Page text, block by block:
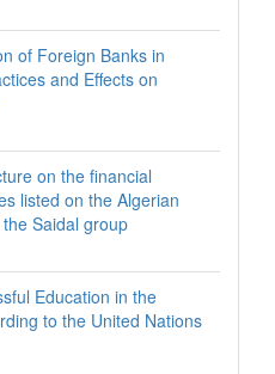
of Foreign Banks in
and Effects on
on the financial
listed on the Algerian
Saidal group
Education in the
to the United Nations